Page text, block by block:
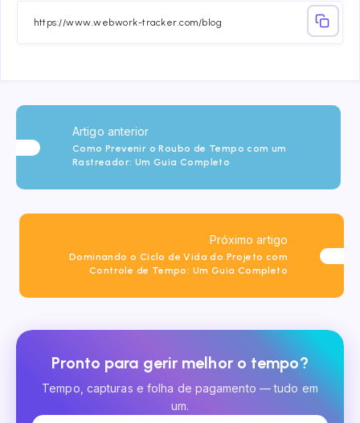
Email
Artigo anterior
Como Prevenir o Roubo de Tempo com um
Rastreador: Um Guia Completo
Próximo artigo
Dominando o Ciclo de Vida do Projeto com
Controle de Tempo: Um Guia Completo
Pronto para gerir melhor o tempo?
Tempo, capturas e folha de pagamento — tudo em
um.